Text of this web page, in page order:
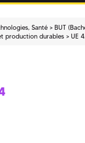
Santé BUT
production durables
UE